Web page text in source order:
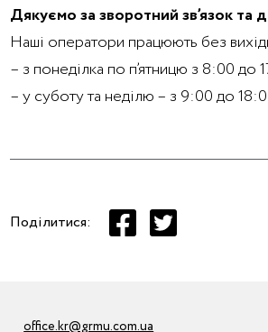
Дякуємо за зворотний зв’язок та
Наші оператори працюють без
– з понеділка по п’ятницю з 8:00 до
– у суботу та неділю – з 9:00 до
Поділитися:
office.kr@grmu.com.ua